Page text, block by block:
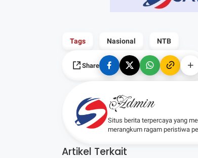
Tags Nasional NTB
Share
Admin
Situs berita terpercaya yang
merangkum ragam peristiwa
Artikel Terkait